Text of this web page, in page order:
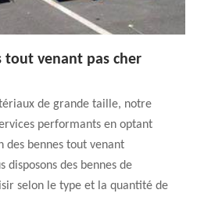
tout venant pas cher
de grande taille, notre
performants en optant
des bennes tout venant
disposons des bennes de
selon le type et la quantité de